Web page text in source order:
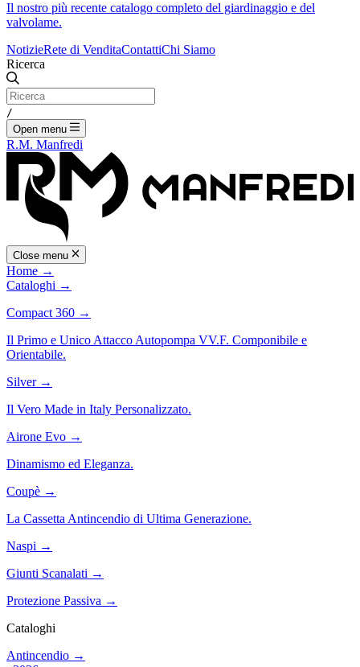
Il nostro più recente catalogo completo del giardinaggio e del
valvolame.
NotizieRete di VenditaContattiChi Siamo
Ricerca
/
Open menu
R.M. Manfredi
Close menu
Home →
Cataloghi →
Compact 360 →
Il Primo e Unico Attacco Autopompa VV.F. Componibile e
Orientabile.
Silver →
Il Vero Made in Italy Personalizzato.
Airone Evo →
Dinamismo ed Eleganza.
Coupè →
La Cassetta Antincendio di Ultima Generazione.
Naspi →
Giunti Scanalati →
Protezione Passiva →
Cataloghi
Antincendio →